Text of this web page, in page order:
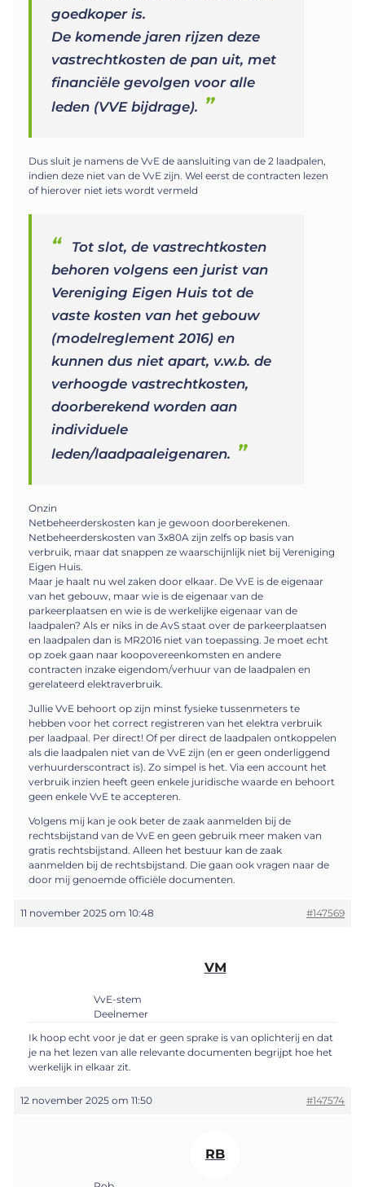
goedkoper is.
De komende jaren rijzen deze
vastrechtkosten de pan uit, met
financiële gevolgen voor alle
leden (VVE bijdrage).
Dus sluit je namens de VvE de aansluiting van de 2 laadpalen,
indien deze niet van de VvE zijn. Wel eerst de contracten lezen
of hierover niet iets wordt vermeld
Tot slot, de vastrechtkosten
behoren volgens een jurist van
Vereniging Eigen Huis tot de
vaste kosten van het gebouw
(modelreglement 2016) en
kunnen dus niet apart, v.w.b. de
verhoogde vastrechtkosten,
doorberekend worden aan
individuele
leden/laadpaaleigenaren.
Onzin
Netbeheerderskosten kan je gewoon doorberekenen.
Netbeheerderskosten van 3x80A zijn zelfs op basis van
verbruik, maar dat snappen ze waarschijnlijk niet bij Vereniging
Eigen Huis.
Maar je haalt nu wel zaken door elkaar. De VvE is de eigenaar
van het gebouw, maar wie is de eigenaar van de
parkeerplaatsen en wie is de werkelijke eigenaar van de
laadpalen? Als er niks in de AvS staat over de parkeerplaatsen
en laadpalen dan is MR2016 niet van toepassing. Je moet echt
op zoek gaan naar koopovereenkomsten en andere
contracten inzake eigendom/verhuur van de laadpalen en
gerelateerd elektraverbruik.
Jullie VvE behoort op zijn minst fysieke tussenmeters te
hebben voor het correct registreren van het elektra verbruik
per laadpaal. Per direct! Of per direct de laadpalen ontkoppelen
als die laadpalen niet van de VvE zijn (en er geen onderliggend
verhuurderscontract is). Zo simpel is het. Via een account het
verbruik inzien heeft geen enkele juridische waarde en behoort
geen enkele VvE te accepteren.
Volgens mij kan je ook beter de zaak aanmelden bij de
rechtsbijstand van de VvE en geen gebruik meer maken van
gratis rechtsbijstand. Alleen het bestuur kan de zaak
aanmelden bij de rechtsbijstand. Die gaan ook vragen naar de
door mij genoemde officiële documenten.
11 november 2025 om 10:48 #147569
VM
VvE-stem
Deelnemer
Ik hoop echt voor je dat er geen sprake is van oplichterij en dat
je na het lezen van alle relevante documenten begrijpt hoe het
werkelijk in elkaar zit.
12 november 2025 om 11:50 #147574
RB